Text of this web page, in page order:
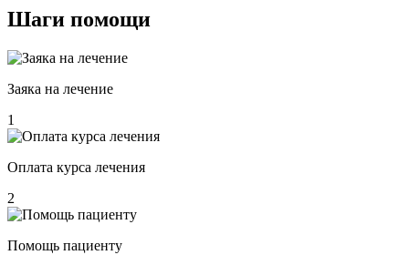
Шаги помощи
Заяка на лечение
1
Оплата курса лечения
2
Помощь пациенту